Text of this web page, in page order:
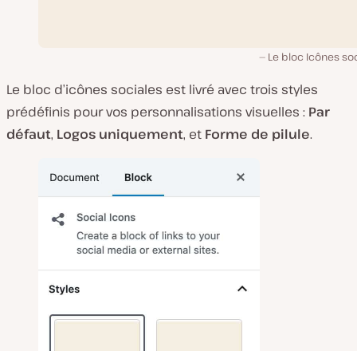
Le bloc Icônes
Le bloc d’icônes sociales est livré avec trois styles
prédéfinis pour vos personnalisations visuelles : Par
défaut, Logos uniquement, et Forme de pilule.